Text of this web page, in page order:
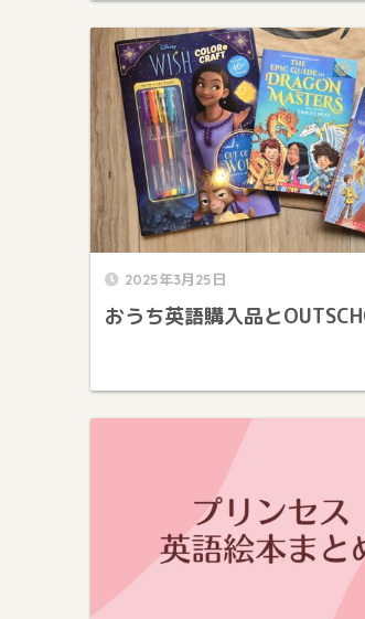
2025年3月25日
おうち英語購入品と